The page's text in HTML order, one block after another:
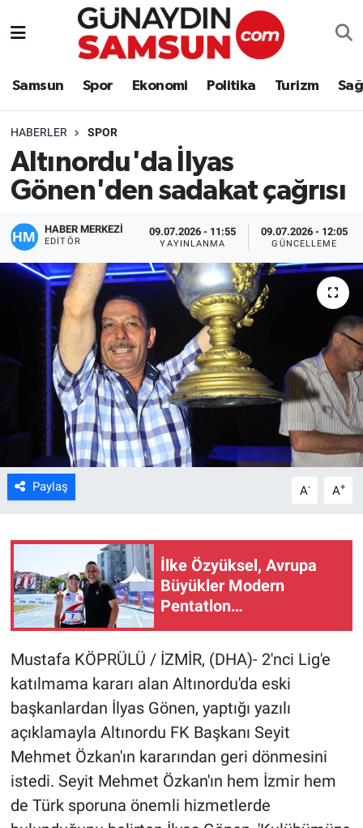
Samsun Spor Ekonomi Politika Turizm
HABERLER SPOR
Altınordu'da İlyas
Gönen'den sadakat çağrısı
HABER MERKEZİ
EDITÖR
09.07.2026 - 11:55
YAYINLANMA
09.07.2026 - 12:05
GÜNCELLEME
Paylaş A- A+
İlke Özyüksel, Avrupa
Büyükler Modern
Pentatlon
Şampiyonası'nda finale
yükseldi
Mustafa KÖPRÜLÜ / İZMİR, (DHA)- 2'nci Lig'e
katılmama kararı alan Altınordu'da eski
başkanlardan İlyas Gönen, yaptığı yazılı
açıklamayla Altınordu FK Başkanı Seyit
Mehmet Özkan'ın kararından geri dönmesini
istedi. Seyit Mehmet Özkan'ın hem İzmir hem
de Türk sporuna önemli hizmetlerde
Samsun
Politika
Turizm
Sağlık
Eğitim
Yaşam
Kültür Sanat
Bilim ve Teknoloji
Genel
Nöbetçi Eczaneler
Süper Lig Puan Durumu ve Fikstür
Tüm Manşetler
Son Dakika Haberleri
Haber Arşivi